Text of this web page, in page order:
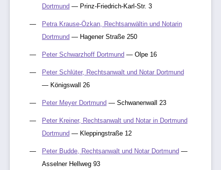
Dortmund — Prinz-Friedrich-Karl-Str. 3
Petra Krause-Özkan, Rechtsanwältin und Notarin
Dortmund — Hagener Straße 250
Peter Schwarzhoff Dortmund — Olpe 16
Peter Schlüter, Rechtsanwalt und Notar Dortmund
— Königswall 26
Peter Meyer Dortmund — Schwanenwall 23
Peter Kreiner, Rechtsanwalt und Notar in Dortmund
Dortmund — Kleppingstraße 12
Peter Budde, Rechtsanwalt und Notar Dortmund —
Asselner Hellweg 93